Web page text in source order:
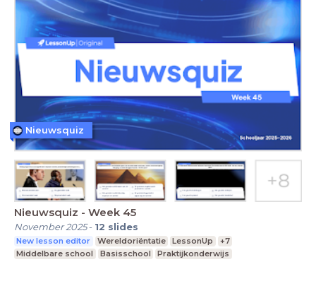
Nieuwsquiz - Week 45
November 2025- 12 slides
New lesson editor Wereldoriëntatie LessonUp
+7
Middelbare school
Basisschool Praktijkonderwijs
Nieuwsquiz